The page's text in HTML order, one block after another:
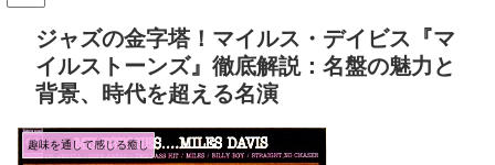
ジャズの金字塔！マイルス・デイビス『マ
イルストーンズ』徹底解説：名盤の魅力と
背景、時代を超える名演
趣味を通して感じる癒し